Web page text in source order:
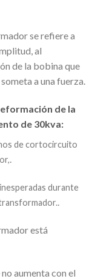
se refiere a
al
de la bobina que
a una fuerza.
de la
de 30kva:
de cortocircuito
.
durante
.
está
aumenta con el